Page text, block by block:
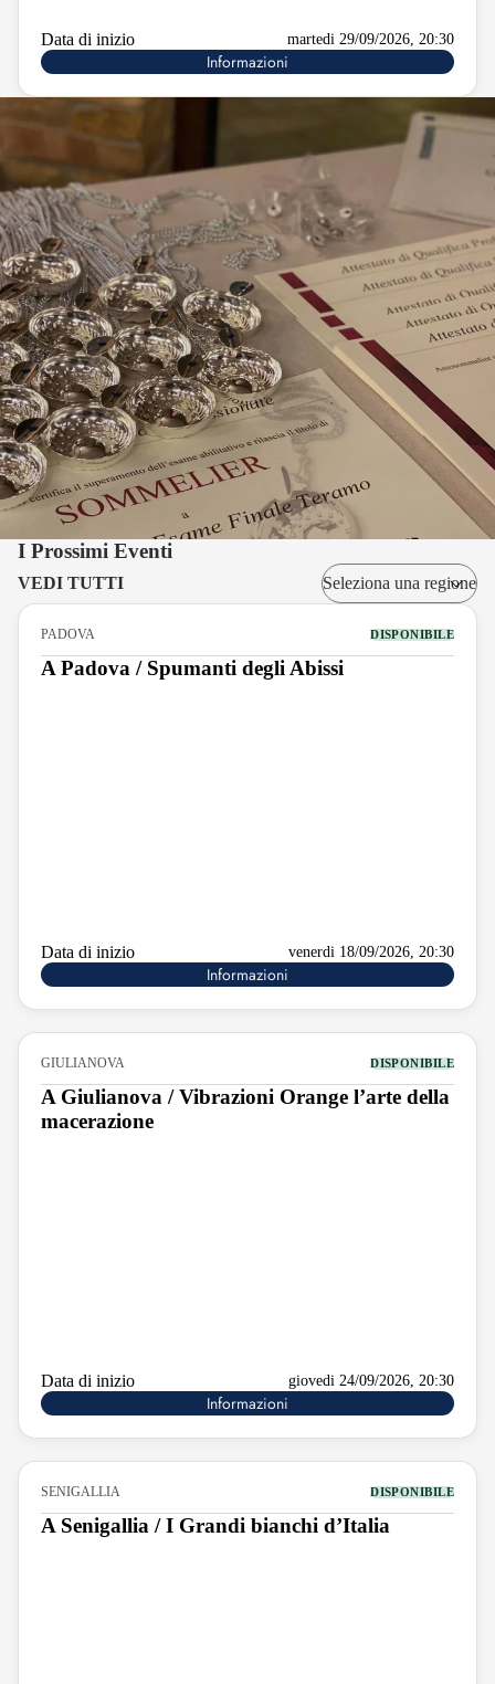
Data di inizio martedi 29/09/2026, 20:30
Informazioni
I Prossimi Eventi
VEDI TUTTI
PADOVA DISPONIBILE
A Padova / Spumanti degli Abissi
Data di inizio venerdi 18/09/2026, 20:30
Informazioni
GIULIANOVA DISPONIBILE
A Giulianova / Vibrazioni Orange l’arte della
macerazione
Data di inizio giovedi 24/09/2026, 20:30
Informazioni
SENIGALLIA DISPONIBILE
A Senigallia / I Grandi bianchi d’Italia